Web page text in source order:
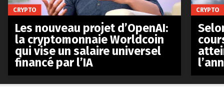
CRYPTO
Les nouveau projet d’OpenAI:
la cryptomonnaie Worldcoin
qui vise un salaire universel
financé par l’IA
CRYPTO